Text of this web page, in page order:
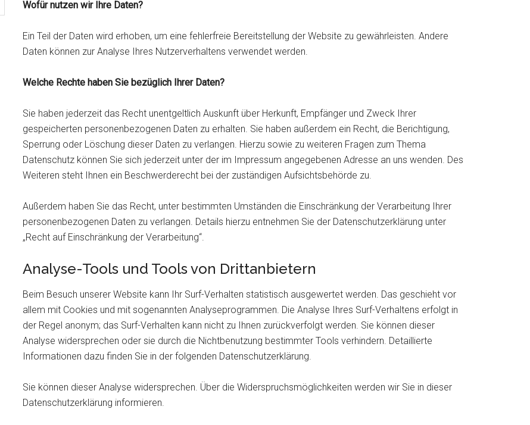
Wofür nutzen wir Ihre Daten?
Ein Teil der Daten wird erhoben, um eine fehlerfreie Bereitstellung der Website zu gewährleisten. Andere
Daten können zur Analyse Ihres Nutzerverhaltens verwendet werden.
Welche Rechte haben Sie bezüglich Ihrer Daten?
Sie haben jederzeit das Recht unentgeltlich Auskunft über Herkunft, Empfänger und Zweck Ihrer
gespeicherten personenbezogenen Daten zu erhalten. Sie haben außerdem ein Recht, die Berichtigung,
Sperrung oder Löschung dieser Daten zu verlangen. Hierzu sowie zu weiteren Fragen zum Thema
Datenschutz können Sie sich jederzeit unter der im Impressum angegebenen Adresse an uns wenden. Des
Weiteren steht Ihnen ein Beschwerderecht bei der zuständigen Aufsichtsbehörde zu.
Außerdem haben Sie das Recht, unter bestimmten Umständen die Einschränkung der Verarbeitung Ihrer
personenbezogenen Daten zu verlangen. Details hierzu entnehmen Sie der Datenschutzerklärung unter
„Recht auf Einschränkung der Verarbeitung“.
Analyse-Tools und Tools von Drittanbietern
Beim Besuch unserer Website kann Ihr Surf-Verhalten statistisch ausgewertet werden. Das geschieht vor
allem mit Cookies und mit sogenannten Analyseprogrammen. Die Analyse Ihres Surf-Verhaltens erfolgt in
der Regel anonym; das Surf-Verhalten kann nicht zu Ihnen zurückverfolgt werden. Sie können dieser
Analyse widersprechen oder sie durch die Nichtbenutzung bestimmter Tools verhindern. Detaillierte
Informationen dazu finden Sie in der folgenden Datenschutzerklärung.
Sie können dieser Analyse widersprechen. Über die Widerspruchsmöglichkeiten werden wir Sie in dieser
Datenschutzerklärung informieren.